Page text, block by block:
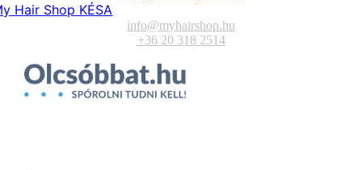
Hair Shop KÉSA
info@myhairshop.hu
+36 20 318 2514